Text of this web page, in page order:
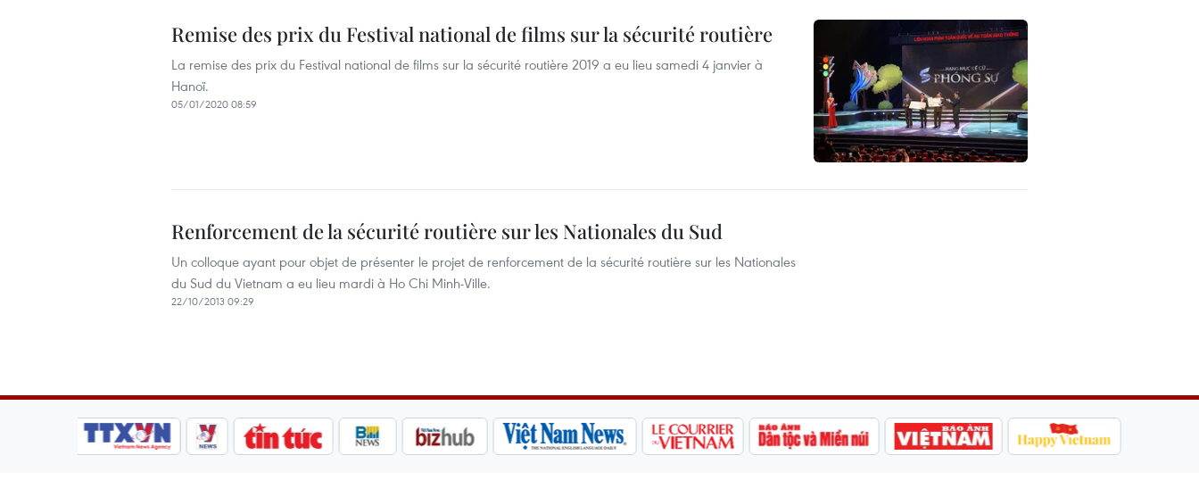
Remise des prix du Festival national de films sur la sécurité routière
La remise des prix du Festival national de films sur la sécurité routière 2019 a eu lieu samedi 4 janvier à
Hanoï.
05/01/2020 08:59
Renforcement de la sécurité routière sur les Nationales du Sud
Un colloque ayant pour objet de présenter le projet de renforcement de la sécurité routière sur les Nationales
du Sud du Vietnam a eu lieu mardi à Ho Chi Minh-Ville.
22/10/2013 09:29